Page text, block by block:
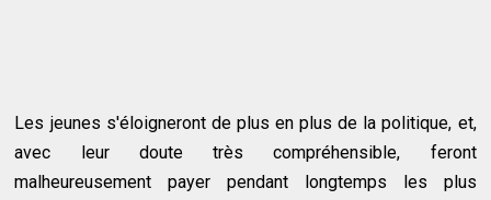
Les jeunes s'éloigneront de plus en plus de la politique, et,
avec leur doute très compréhensible, feront
malheureusement payer pendant longtemps les plus